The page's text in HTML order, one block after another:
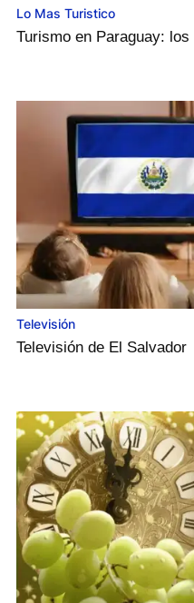
Lo Mas Turistico
Turismo en Paraguay:
Televisión
Televisión de El Salvador